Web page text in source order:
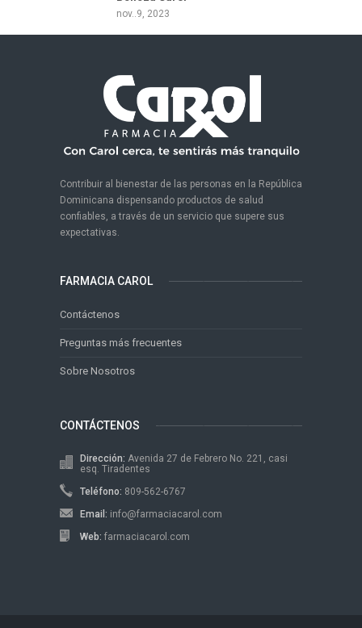
nov..9, 2023
Contribuir al bienestar de las personas en la República
Dominicana dispensando productos de salud
confiables, a través de un servicio que supere sus
expectativas.
FARMACIA CAROL
Contáctenos
Preguntas más frecuentes
Sobre Nosotros
CONTÁCTENOS
Dirección: Avenida 27 de Febrero No. 221, casi
esq. Tiradentes
Teléfono: 809-562-6767
Email: info@farmaciacarol.com
Web: farmaciacarol.com